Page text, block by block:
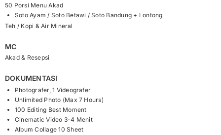
50 Porsi Menu Akad
Soto Ayam / Soto Betawi / Soto Bandung + Lontong
Teh / Kopi & Air Mineral
MC
Akad & Resepsi
DOKUMENTASI
Photografer, 1 Videografer
Unlimited Photo (Max 7 Hours)
100 Editing Best Moment
Cinematic Video 3-4 Menit
Album Collage 10 Sheet